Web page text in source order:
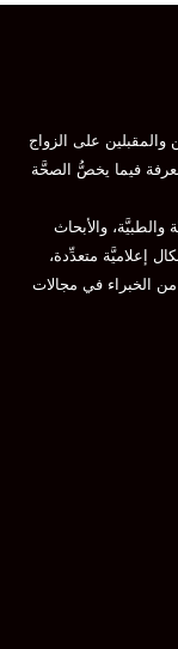
والمقبلين على الزواج
فيما يخصُّ الصحَّة
والأبحاث
إعلاميَّة متعدِّدة،
الخبراء في مجالات